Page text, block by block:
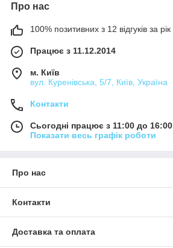
Про нас
100% позитивних з 12 відгуків за рік
Працює з 11.12.2014
м. Київ
вул. Куренівська, 5/7, Київ, Україна
Контакти
Сьогодні працює з 11:00 до 16:00
Показати весь графік роботи
Про нас
Контакти
Доставка та оплата